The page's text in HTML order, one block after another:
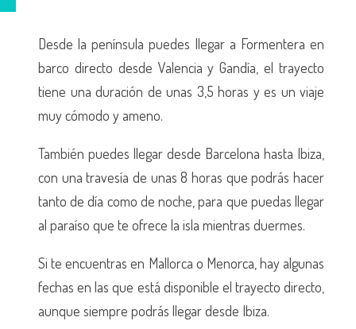
Desde la península puedes llegar a Formentera en
barco directo desde Valencia y Gandía, el trayecto
tiene una duración de unas 3,5 horas y es un viaje
muy cómodo y ameno.
También puedes llegar desde Barcelona hasta Ibiza,
con una travesía de unas 8 horas que podrás hacer
tanto de día como de noche, para que puedas llegar
al paraíso que te ofrece la isla mientras duermes.
Si te encuentras en Mallorca o Menorca, hay algunas
fechas en las que está disponible el trayecto directo,
aunque siempre podrás llegar desde Ibiza.